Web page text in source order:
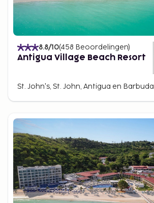
8.8/10(458 Beoordelingen)
Antigua Village Beach Resort
St. John's, St. John, Antigua en Barbuda